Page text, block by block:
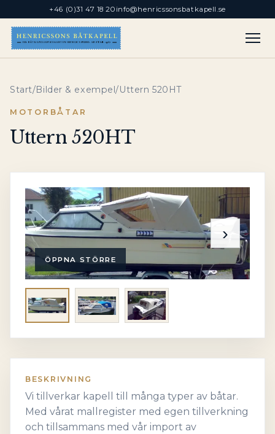
+46 (0)31 47 18 20 info@henricssonsbatkapell.se
Start/Bilder & exempel/Uttern 520HT
MOTORBÅTAR
Uttern 520HT
‹
ÖPPNA STÖRRE
›
BESKRIVNING
Vi tillverkar kapell till många typer av båtar.
Med vårat mallregister med egen tillverkning
och tillsammans med vår import av